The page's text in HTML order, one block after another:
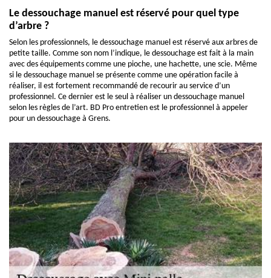
Le dessouchage manuel est réservé pour quel type
d’arbre ?
Selon les professionnels, le dessouchage manuel est réservé aux arbres de
petite taille. Comme son nom l’indique, le dessouchage est fait à la main
avec des équipements comme une pioche, une hachette, une scie. Même
si le dessouchage manuel se présente comme une opération facile à
réaliser, il est fortement recommandé de recourir au service d’un
professionnel. Ce dernier est le seul à réaliser un dessouchage manuel
selon les règles de l’art. BD Pro entretien est le professionnel à appeler
pour un dessouchage à Grens.